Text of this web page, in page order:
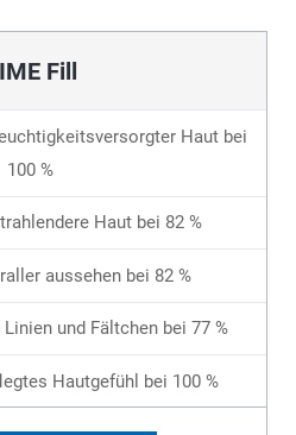
Fill
Haut bei
100 %
Haut bei 82 %
aussehen bei 82 %
und Fältchen bei 77 %
Hautgefühl bei 100 %